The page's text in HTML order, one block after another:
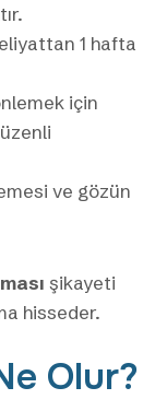
1 hafta
için
ve gözün
şikayeti
hisseder.
Olur?